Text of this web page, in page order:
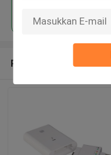
Rekomendasi Produk